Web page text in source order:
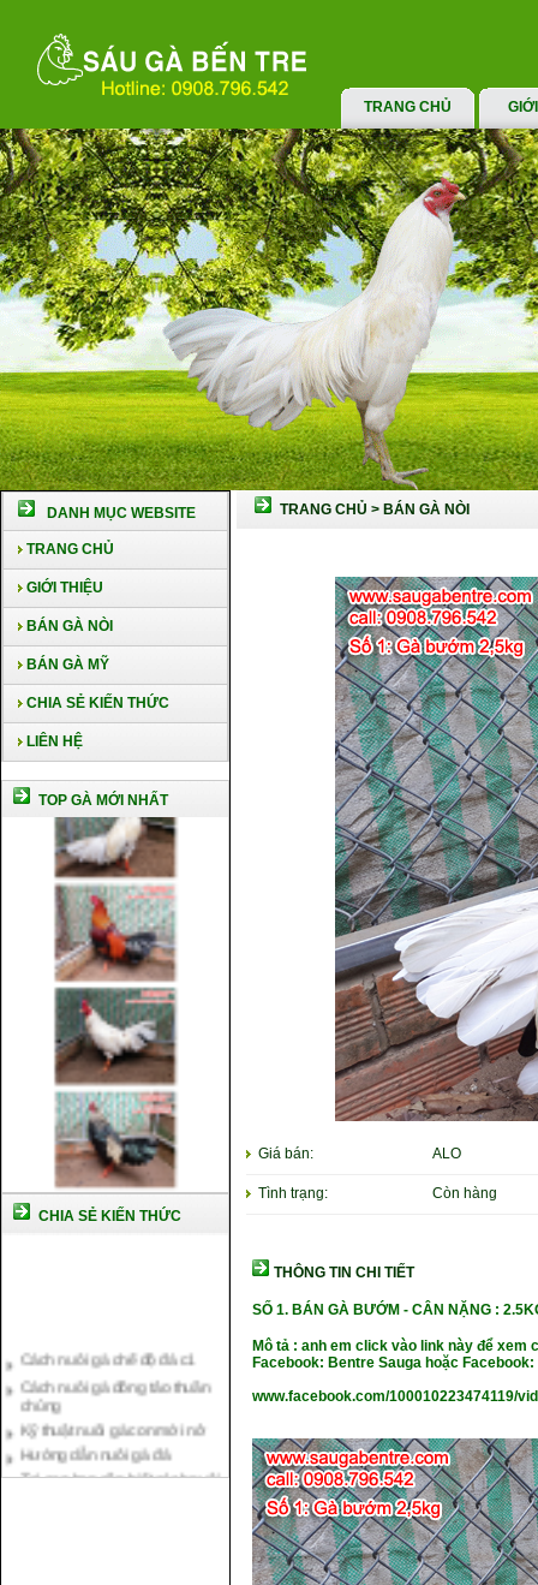
TRANG CHỦ
DANH MỤC WEBSITE
TRANG CHỦ
GIỚI THIỆU
BÁN GÀ NÒI
BÁN GÀ MỸ
CHIA SẺ KIẾN THỨC
LIÊN HỆ
TOP GÀ MỚI NHẤT
CHIA SẺ KIẾN THỨC
Cách nuôi gà đông tảo thuần
chủng
Kỹ thuật nuôi gà con mới nở
Hướng dẫn nuôi gà đá
Tại sao bạn cần biết cách nuôi
gà chọi ?
TRANG CHỦ > BÁN GÀ NÒI
Giá bán: ALO
Tình trạng: Còn hàng
THÔNG TIN CHI TIẾT
SỐ 1. BÁN GÀ BƯỚM - CÂN NẶNG :
Mô tả : anh em click vào link này để
Facebook: Bentre Sauga hoặc Facebook:
www.facebook.com/100010223474119/